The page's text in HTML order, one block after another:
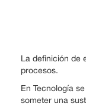
La definición de
procesos.
En Tecnología
someter una